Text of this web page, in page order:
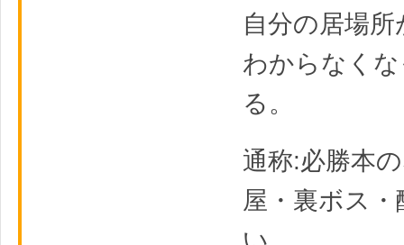
自分の居場
わからなく
る。
通称:必勝本
屋・裏ボス・